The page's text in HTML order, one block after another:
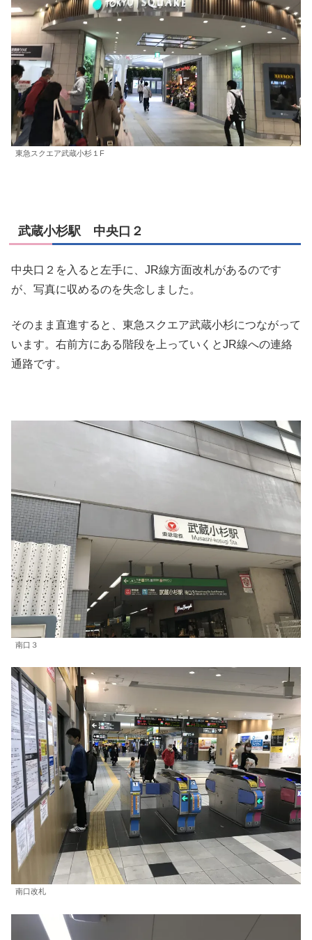
東急スクエア武蔵小杉１F
武蔵小杉駅 中央口２
中央口２を入ると左手に、JR線方面改札があるのです
が、写真に収めるのを失念しました。
そのまま直進すると、東急スクエア武蔵小杉につながって
います。右前方にある階段を上っていくとJR線への連絡
通路です。
南口３
南口改札